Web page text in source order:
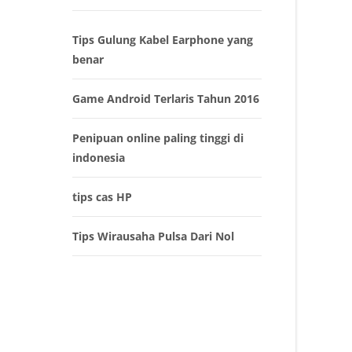
Tips Gulung Kabel Earphone yang
benar
Game Android Terlaris Tahun 2016
Penipuan online paling tinggi di
indonesia
tips cas HP
Tips Wirausaha Pulsa Dari Nol